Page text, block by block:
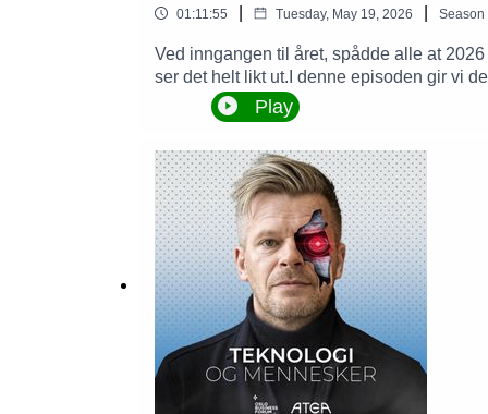
01:11:55 Tuesday, May 19, 2026 Season
Ved inngangen til året, spådde alle at
ser det helt likt ut.I denne episoden gir vi
gjort, og hva du kan gjøre for å unngå å
seg de siste fem månedene?Hvorfor
mest mulig til AI?Tips til konkrete steg for
seg? Gjester er Anne Line Stampe,
Brosstad.
Play